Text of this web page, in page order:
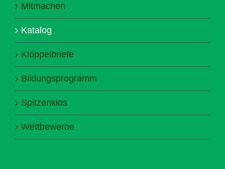
Mitmachen
Katalog
Klöppelbriefe
Bildungsprogramm
Spitzenkids
Wettbewerbe